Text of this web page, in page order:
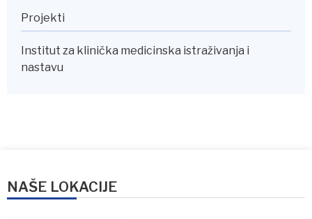
Projekti
Institut za klinička medicinska istraživanja i
nastavu
NAŠE LOKACIJE